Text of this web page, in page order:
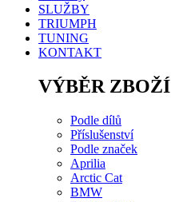
SLUŽBY
TRIUMPH
TUNING
KONTAKT
VÝBĚR ZBOŽÍ
Podle dílů
Příslušenství
Podle značek
Aprilia
Arctic Cat
BMW